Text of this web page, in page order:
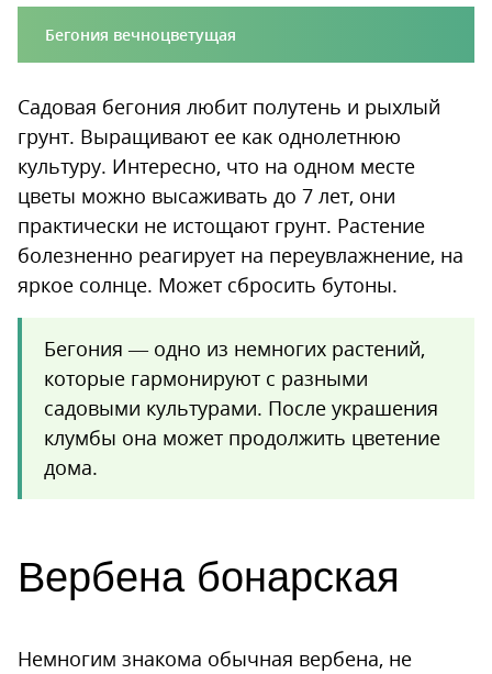
Бегония вечноцветущая
Садовая бегония любит полутень и рыхлый
грунт. Выращивают ее как однолетнюю
культуру. Интересно, что на одном месте
цветы можно высаживать до 7 лет, они
практически не истощают грунт. Растение
болезненно реагирует на переувлажнение, на
яркое солнце. Может сбросить бутоны.
Бегония — одно из немногих растений,
которые гармонируют с разными
садовыми культурами. После украшения
клумбы она может продолжить цветение
дома.
Вербена бонарская
Немногим знакома обычная вербена, не